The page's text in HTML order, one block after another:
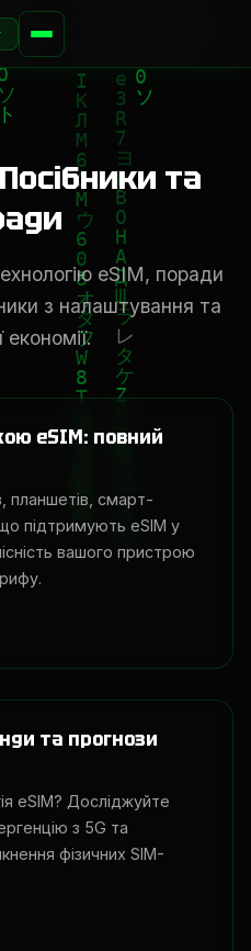
та
eSIM, поради
з налаштування та
економії.
eSIM: повний
планшетів, смарт-
підтримують eSIM у
вашого пристрою
та прогнози
eSIM? Досліджуйте
з 5G та
фізичних SIM-